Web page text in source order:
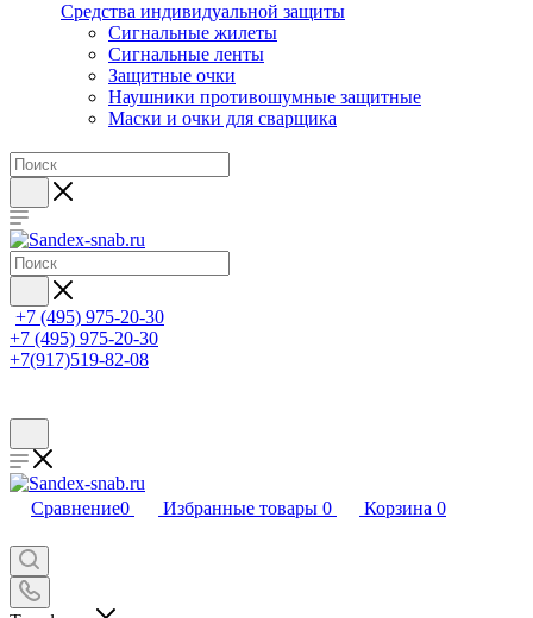
Средства индивидуальной защиты
Сигнальные жилеты
Сигнальные ленты
Защитные очки
Наушники противошумные защитные
Маски и очки для сварщика
+7 (495) 975-20-30
+7 (495) 975-20-30
+7(917)519-82-08
Сравнение0 Избранные товары 0 Корзина 0